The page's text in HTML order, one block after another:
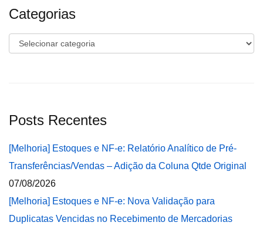
Categorias
Categorias
Posts Recentes
[Melhoria] Estoques e NF-e: Relatório Analítico de Pré-
Transferências/Vendas – Adição da Coluna Qtde Original
07/08/2026
[Melhoria] Estoques e NF-e: Nova Validação para
Duplicatas Vencidas no Recebimento de Mercadorias